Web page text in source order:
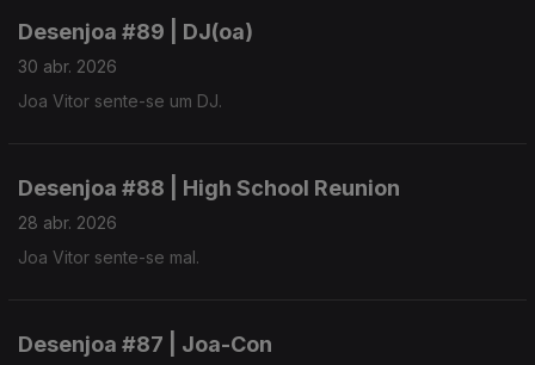
Desenjoa #89 | DJ(oa)
30 abr. 2026
Joa Vitor sente-se um DJ.
Desenjoa #88 | High School Reunion
28 abr. 2026
Joa Vitor sente-se mal.
Desenjoa #87 | Joa-Con